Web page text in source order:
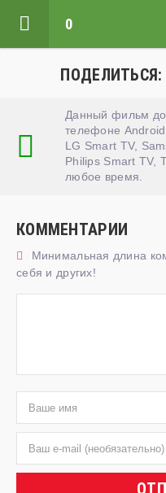
0
ПОДЕЛИТЬСЯ:
Данный фильм
телефоне
LG Smart TV,
Philips Smart TV,
любое время.
КОММЕНТАРИИ
Минимальная длина
себя и других!